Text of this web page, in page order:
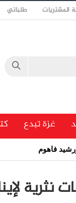
المشتريات طلباتي
غزة تبدع
فاهوم
نثرية